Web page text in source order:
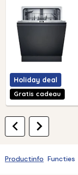
Holiday deal
Gratis cadeau
Productinfo Functies